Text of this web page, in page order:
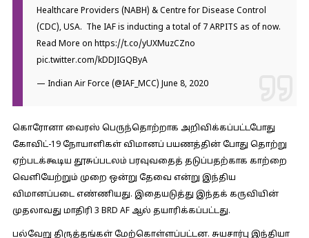
Healthcare Providers (NABH) & Centre for Disease Control
(CDC), USA. The IAF is inducting a total of 7 ARPITS as of now.
Read More on https://t.co/yUXMuzCZno
pic.twitter.com/kDDJIGQByA
— Indian Air Force (@IAF_MCC) June 8, 2020
கொரோனா வைரஸ் பெருந்தொற்றாக அறிவிக்கப்பட்டபோது
கோவிட்-19 நோயாளிகள் விமானப் பயணத்தின் போது தொற்று
ஏற்படக்கூடிய தூசுப்படலம் பரவுவதைத் தடுப்பதற்காக காற்றை
வெளியேற்றும் முறை ஒன்று தேவை என்று இந்திய
விமானப்படை எண்ணியது. இதையடுத்து இந்தக் கருவியின்
முதலாவது மாதிரி 3 BRD AF ஆல் தயாரிக்கப்பட்டது.
பல்வேறு திருத்தங்கள் மேற்கொள்ளப்பட்டன. சுயசார்பு இந்தியா